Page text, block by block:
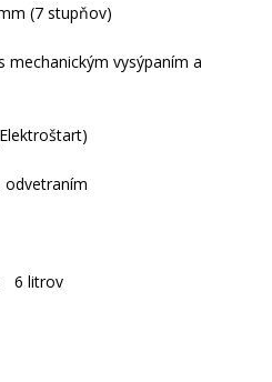
(7 stupňov)
mechanickým vysýpaním a
6 litrov